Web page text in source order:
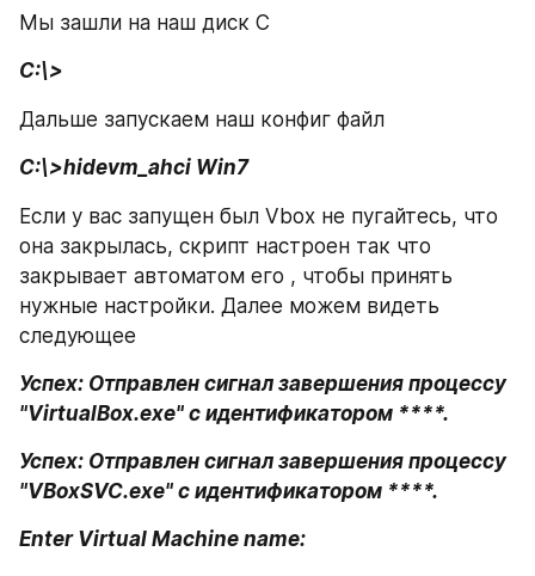
Мы зашли на наш диск С
C:\>
Дальше запускаем наш конфиг файл
C:\>hidevm_ahci Win7
Если у вас запущен был Vbox не пугайтесь, что
она закрылась, скрипт настроен так что
закрывает автоматом его , чтобы принять
нужные настройки. Далее можем видеть
следующее
Успех: Отправлен сигнал завершения процессу
"VirtualBox.exe" с идентификатором ****.
Успех: Отправлен сигнал завершения процессу
"VBoxSVC.exe" с идентификатором ****.
Enter Virtual Machine name: